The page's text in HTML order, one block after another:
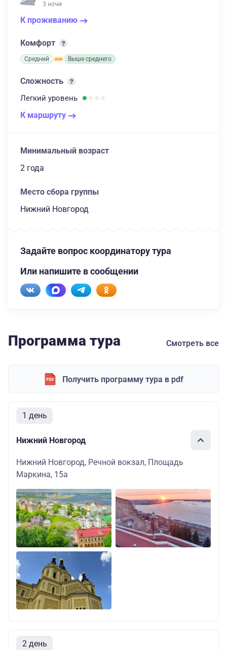
3 ночи
К проживанию
Комфорт
Средний Выше среднего
Сложность
Легкий уровень
К маршруту
Минимальный возраст
2 года
Место сбора группы
Нижний Новгород
Задайте вопрос координатору тура
Или напишите в сообщении
Программа тура Смотреть все
Получить программу тура в pdf
1 день
Нижний Новгород
Нижний Новгород, Речной вокзал, Площадь
Маркина, 15а
2 день